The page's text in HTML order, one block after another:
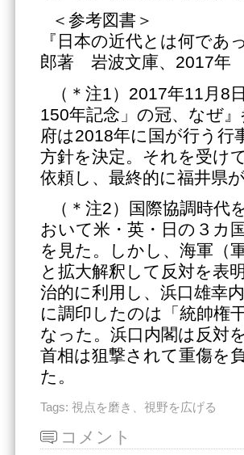
＜参考図書＞
『日本の近代とは何で
郎著 岩波文庫、2017年
（＊注1）2017年11月8
150年記念」の冠、なぜ
府は2018年に国が行う行
方針を決定。それを受け
依頼し、最終的に福井県
（＊注2）国際協調時
おいて米・英・日の３カ
を見た。しかし、海軍（
と拡大解釈して反対を表
治的に利用し、浜口雄幸
に調印したのは「統帥権
なった。浜口内閣は反対
首相は狙撃されて重傷を
た。
Tags: 視点を磨き、視野を広げる
コメント